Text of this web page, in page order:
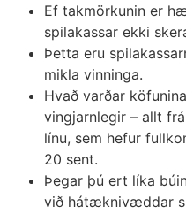
Ef takmörkunin er
spilakassar ekki
Þetta eru
mikla vinninga.
Hvað varðar
vingjarnlegir – allt
línu, sem hefur
20 sent.
Þegar þú ert líka
við hátæknivæddar